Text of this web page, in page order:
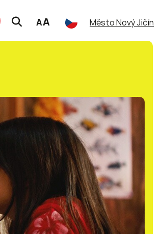
AA Město Nový Jičín